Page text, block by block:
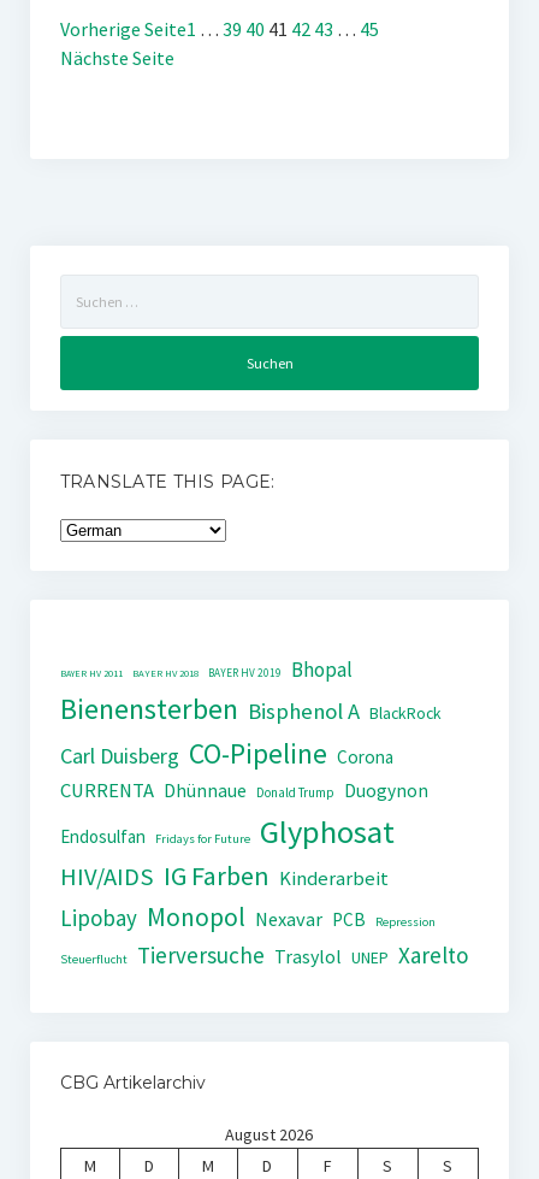
Vorherige Seite1 … 39 40 41 42 43 … 45
Nächste Seite
nach:
TRANSLATE THIS PAGE:
BAYER HV 2011 BAYER HV 2018 BAYER HV 2019 Bhopal
Bienensterben Bisphenol A BlackRock
Carl Duisberg CO-Pipeline Corona
CURRENTA Dhünnaue Donald Trump
Duogynon
Endosulfan
Fridays for Future Glyphosat
HIV/AIDS IG Farben Kinderarbeit
Lipobay Monopol Nexavar PCB Repression
Steuerflucht Tierversuche Trasylol UNEP Xarelto
CBG Artikelarchiv
August 2026
M
D M D F S S